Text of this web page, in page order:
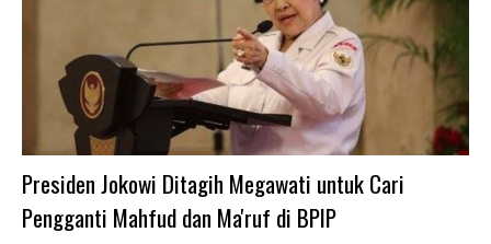
Presiden Jokowi Ditagih Megawati untuk Cari
Pengganti Mahfud dan Ma'ruf di BPIP